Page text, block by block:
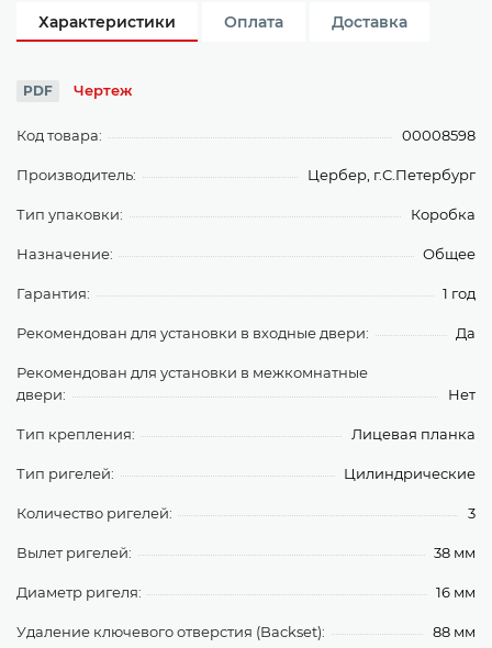
Характеристики Оплата Доставка
PDF Чертеж
Код товара: 00008598
Производитель: Цербер, г.С.Петербург
Тип упаковки: Коробка
Назначение: Общее
Гарантия: 1 год
Рекомендован для установки в входные двери: Да
Рекомендован для установки в межкомнатные
двери:
Нет
Тип крепления: Лицевая планка
Тип ригелей: Цилиндрические
Количество ригелей: 3
Вылет ригелей: 38 мм
Диаметр ригеля: 16 мм
Удаление ключевого отверстия (Backset): 88 мм